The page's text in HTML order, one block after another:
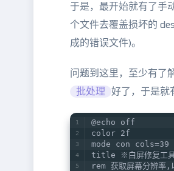
于是，最开始就有了手
个文件去覆盖损坏的
成的错误文件)。
问题到这里，至少有了
批处理 好了，于是就
@echo off
color 2f
mode con
title ※白屏修复
rem 获取屏幕分